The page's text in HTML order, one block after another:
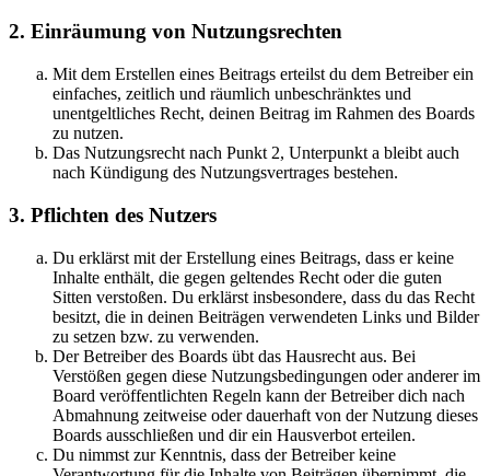
2. Einräumung von Nutzungsrechten
Mit dem Erstellen eines Beitrags erteilst du dem Betreiber ein
einfaches, zeitlich und räumlich unbeschränktes und
unentgeltliches Recht, deinen Beitrag im Rahmen des Boards
zu nutzen.
Das Nutzungsrecht nach Punkt 2, Unterpunkt a bleibt auch
nach Kündigung des Nutzungsvertrages bestehen.
3. Pflichten des Nutzers
Du erklärst mit der Erstellung eines Beitrags, dass er keine
Inhalte enthält, die gegen geltendes Recht oder die guten
Sitten verstoßen. Du erklärst insbesondere, dass du das Recht
besitzt, die in deinen Beiträgen verwendeten Links und Bilder
zu setzen bzw. zu verwenden.
Der Betreiber des Boards übt das Hausrecht aus. Bei
Verstößen gegen diese Nutzungsbedingungen oder anderer im
Board veröffentlichten Regeln kann der Betreiber dich nach
Abmahnung zeitweise oder dauerhaft von der Nutzung dieses
Boards ausschließen und dir ein Hausverbot erteilen.
Du nimmst zur Kenntnis, dass der Betreiber keine